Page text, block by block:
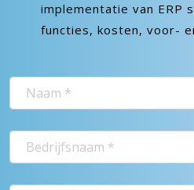
implementatie van ERP
functies, kosten, voor-